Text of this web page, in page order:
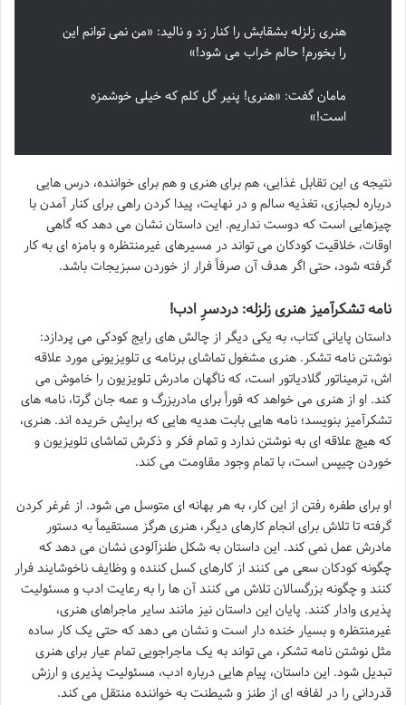
هنری زلزله بشقابش را کنار زد و نالید: «من نمی توانم این
را بخورم! حالم خراب می شود!»
مامان گفت: «هنری! پنیر گل کلم که خیلی خوشمزه
است!»
نتیجه ی این تقابل غذایی، هم برای هنری و هم برای خواننده، درس هایی
درباره لجبازی، تغذیه سالم و در نهایت، پیدا کردن راهی برای کنار آمدن با
چیزهایی است که دوست نداریم. این داستان نشان می دهد که گاهی
اوقات، خلاقیت کودکان می تواند در مسیرهای غیرمنتظره و بامزه ای به کار
گرفته شود، حتی اگر هدف آن صرفاً فرار از خوردن سبزیجات باشد.
نامه تشکرآمیز هنری زلزله: دردسرِ ادب!
داستان پایانی کتاب، به یکی دیگر از چالش های رایج کودکی می پردازد:
نوشتن نامه تشکر. هنری مشغول تماشای برنامه ی تلویزیونی مورد علاقه
اش، ترمیناتور گلادیاتور است، که ناگهان مادرش تلویزیون را خاموش می
کند. او از هنری می خواهد که فوراً برای مادربزرگ و عمه جان گرتا، نامه های
تشکرآمیز بنویسد؛ نامه هایی بابت هدیه هایی که برایش خریده اند. هنری،
که هیچ علاقه ای به نوشتن ندارد و تمام فکر و ذکرش تماشای تلویزیون و
خوردن چیپس است، با تمام وجود مقاومت می کند.
او برای طفره رفتن از این کار، به هر بهانه ای متوسل می شود. از غرغر کردن
گرفته تا تلاش برای انجام کارهای دیگر، هنری هرگز مستقیماً به دستور
مادرش عمل نمی کند. این داستان به شکل طنزآلودی نشان می دهد که
چگونه کودکان سعی می کنند از کارهای کسل کننده و وظایف ناخوشایند فرار
کنند و چگونه بزرگسالان تلاش می کنند آن ها را به رعایت ادب و مسئولیت
پذیری وادار کنند. پایان این داستان نیز مانند سایر ماجراهای هنری،
غیرمنتظره و بسیار خنده دار است و نشان می دهد که حتی یک کار ساده
مثل نوشتن نامه تشکر، می تواند به یک ماجراجویی تمام عیار برای هنری
تبدیل شود. این داستان، پیام هایی درباره ادب، مسئولیت پذیری و ارزش
قدردانی را در لفافه ای از طنز و شیطنت به خواننده منتقل می کند.